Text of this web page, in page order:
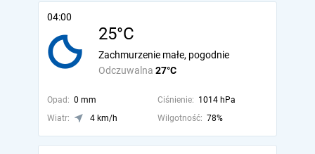
04:00
25°C
Odczuwalna 27°C
Zachmurzenie małe, pogodnie
Opad: 0 mm Ciśnienie: 1014 hPa
Wiatr:
4 km/h Wilgotność: 78%